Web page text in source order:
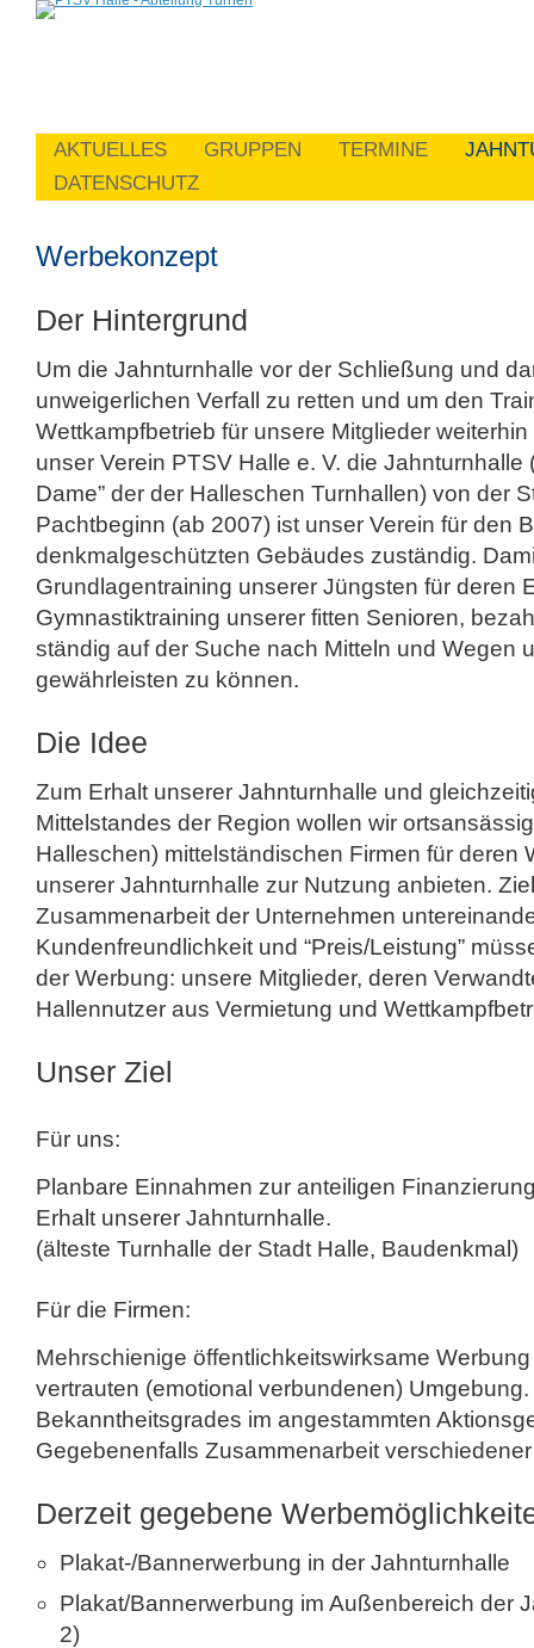
AKTUELLES GRUPPEN TERMINE
DATENSCHUTZ
Werbekonzept
Der Hintergrund
Um die Jahnturnhalle vor der Schließung und
unweigerlichen Verfall zu retten und um den
Wettkampfbetrieb für unsere Mitglieder
unser Verein PTSV Halle e. V. die Jahnturnhalle
Dame” der der Halleschen Turnhallen) von der
Pachtbeginn (ab 2007) ist unser Verein für den
denkmalgeschützten Gebäudes zuständig.
Grundlagentraining unserer Jüngsten für deren
Gymnastiktraining unserer fitten Senioren,
ständig auf der Suche nach Mitteln und Wegen
gewährleisten zu können.
Die Idee
Zum Erhalt unserer Jahnturnhalle und
Mittelstandes der Region wollen wir
Halleschen) mittelständischen Firmen für deren
unserer Jahnturnhalle zur Nutzung anbieten.
Zusammenarbeit der Unternehmen
Kundenfreundlichkeit und “Preis/Leistung”
der Werbung: unsere Mitglieder, deren
Hallennutzer aus Vermietung und
Unser Ziel
Für uns:
Planbare Einnahmen zur anteiligen
Erhalt unserer Jahnturnhalle.
(älteste Turnhalle der Stadt Halle, Baudenkmal)
Für die Firmen:
Mehrschienige öffentlichkeitswirksame
vertrauten (emotional verbundenen)
Bekanntheitsgrades im angestammten
Gegebenenfalls Zusammenarbeit
Derzeit gegebene
Plakat-/Bannerwerbung in der Jahnturnhalle
Plakat/Bannerwerbung im Außenbereich der
2)